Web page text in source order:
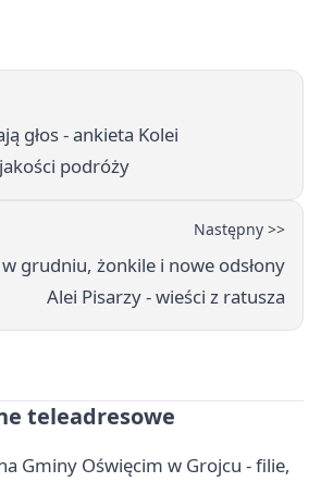
głos - ankieta Kolei
podróży
Następny >>
w grudniu, żonkile i nowe odsłony
Alei Pisarzy - wieści z ratusza
teleadresowe
Gminy Oświęcim w Grojcu - filie,